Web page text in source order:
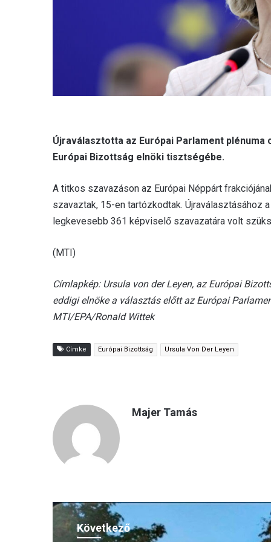
Újraválasztotta az Európai Parlament
Európai Bizottság elnöki tisztségébe.
A titkos szavazáson az Európai Néppárt
szavaztak, 15-en tartózkodtak. Újraválasztásához
legkevesebb 361 képviselő szavazatára volt
(MTI)
Címlapkép: Ursula von der Leyen, az Európai
eddigi elnöke a választás előtt az Európai
MTI/EPA/Ronald Wittek
Címke Európai Bizottság Ursula Von Der Leyen
Majer Tamás
Következő